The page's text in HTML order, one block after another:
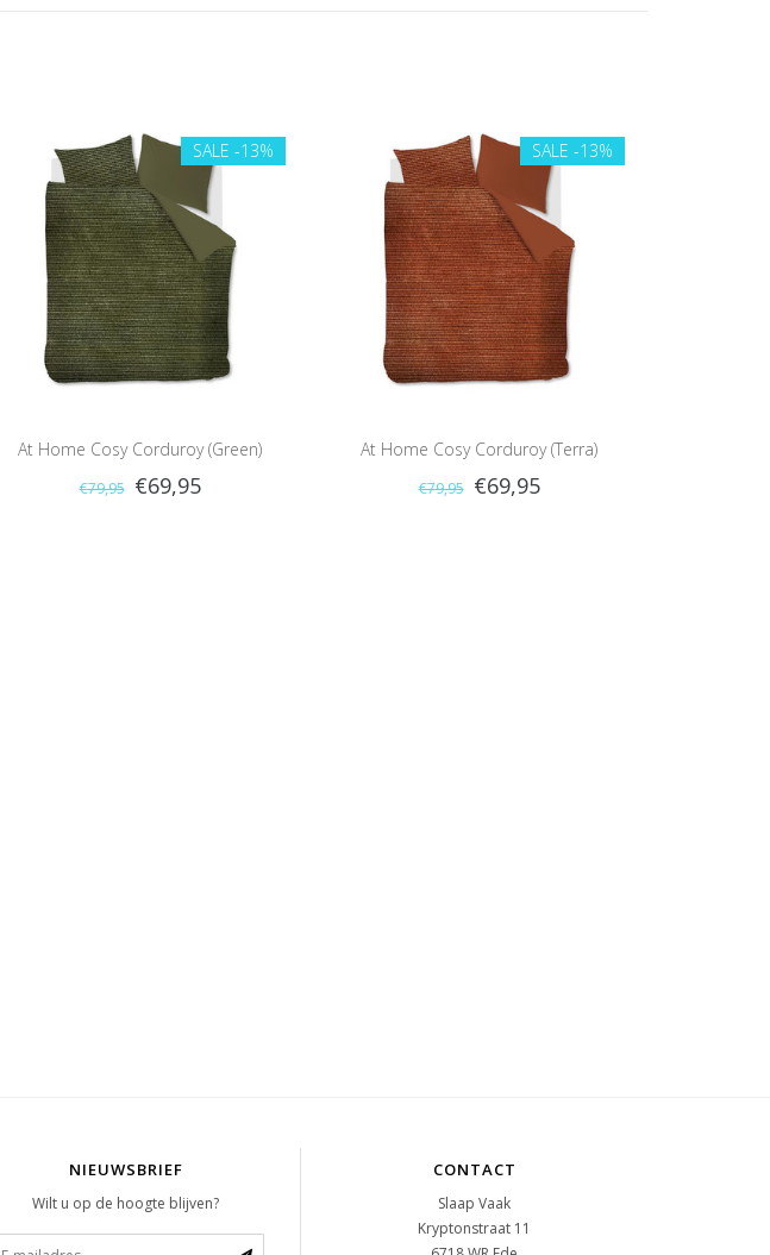
SALE -13%
At Home Cosy Corduroy (Green)
€79,95 €69,95
SALE -13%
At Home Cosy Corduroy (Terra)
€79,95 €69,95
NIEUWSBRIEF
Wilt u op de hoogte blijven?
CONTACT
Slaap Vaak
Kryptonstraat 11